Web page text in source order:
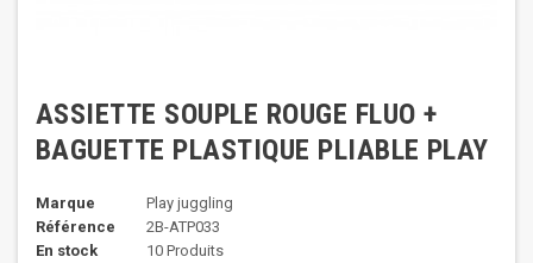
ASSIETTE SOUPLE ROUGE FLUO +
BAGUETTE PLASTIQUE PLIABLE PLAY
Marque
Play juggling
Référence
2B-ATP033
En stock
10 Produits